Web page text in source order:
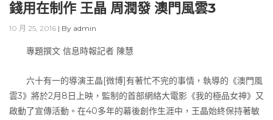
錢用在制作 王晶 周潤發 澳門風雲3
10 月 25, 2016 | By admin
專題撰文 信息時報記者 陳慧
六十有一的導演王晶[微博]有著忙不完的事情，執導的《澳門風
雲3》將於2月8日上映，監制的首部網絡大電影《我的極品女神》又
啟動了宣傳活動。在40多年的幕後創作生涯中，王晶始終保持著敏